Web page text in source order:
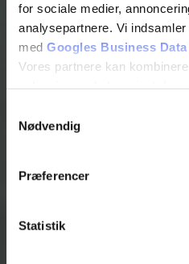
for sociale medier,
analysepartnere. Vi
med Googles Business
Vores partnere kan
Nødvendig
Præferencer
Statistik